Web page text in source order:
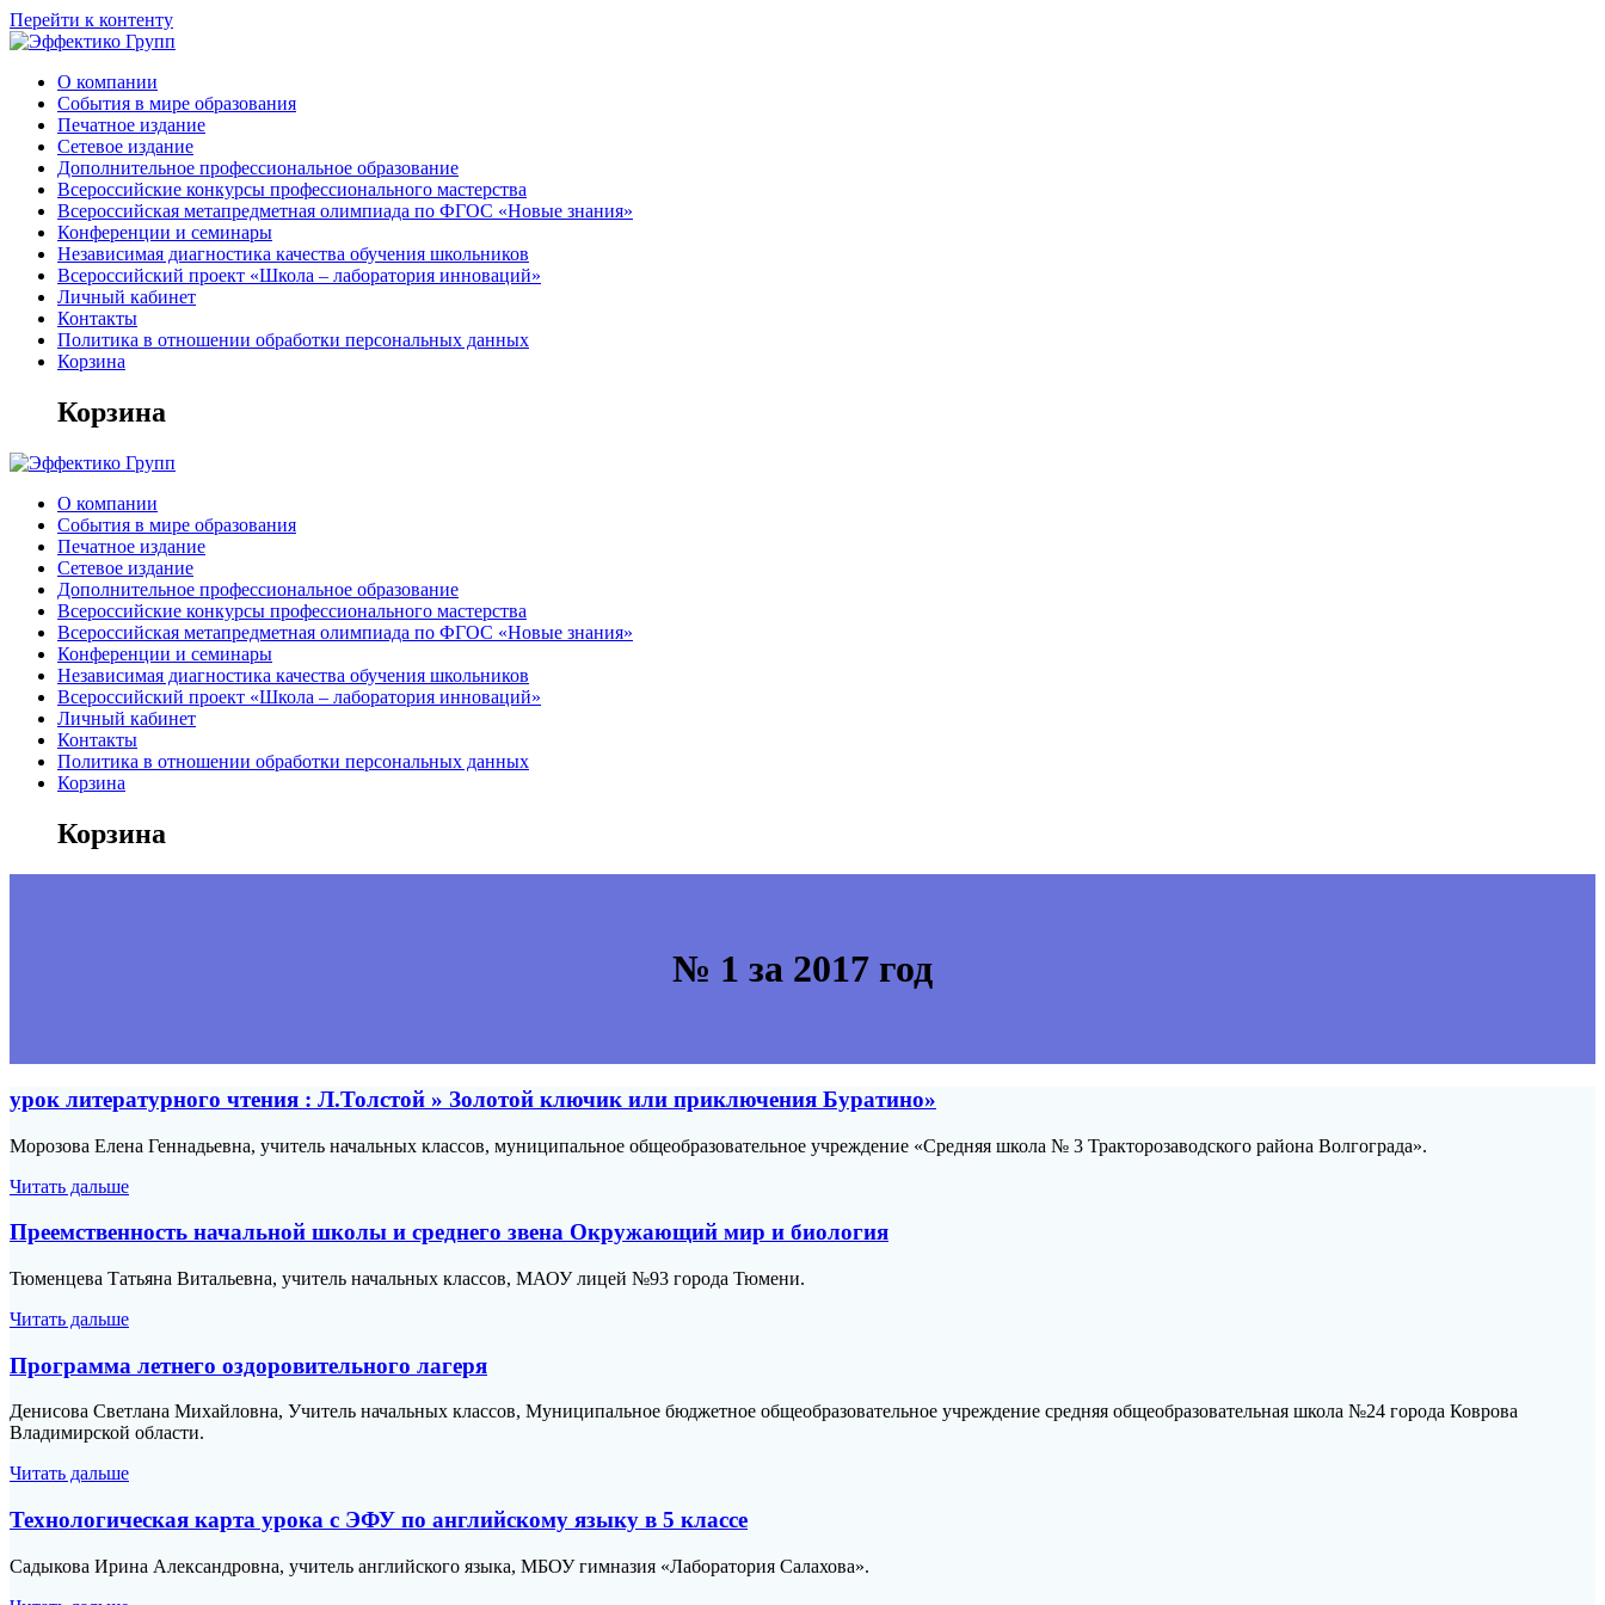
Перейти к контенту
О компании
События в мире образования
Печатное издание
Сетевое издание
Дополнительное профессиональное образование
Всероссийские конкурсы профессионального мастерства
Всероссийская метапредметная олимпиада по ФГОС «Новые знания»
Конференции и семинары
Независимая диагностика качества обучения школьников
Всероссийский проект «Школа – лаборатория инноваций»
Личный кабинет
Контакты
Политика в отношении обработки персональных данных
Корзина
Корзина
О компании
События в мире образования
Печатное издание
Сетевое издание
Дополнительное профессиональное образование
Всероссийские конкурсы профессионального мастерства
Всероссийская метапредметная олимпиада по ФГОС «Новые знания»
Конференции и семинары
Независимая диагностика качества обучения школьников
Всероссийский проект «Школа – лаборатория инноваций»
Личный кабинет
Контакты
Политика в отношении обработки персональных данных
Корзина
Корзина
№ 1 за 2017 год
урок литературного чтения : Л.Толстой » Золотой ключик или приключения Буратино»
Морозова Елена Геннадьевна, учитель начальных классов, муниципальное общеобразовательное учреждение «Средняя школа № 3 Тракторозаводского района Волгограда».
Читать дальше
Преемственность начальной школы и среднего звена Окружающий мир и биология
Тюменцева Татьяна Витальевна, учитель начальных классов, МАОУ лицей №93 города Тюмени.
Читать дальше
Программа летнего оздоровительного лагеря
Денисова Светлана Михайловна, Учитель начальных классов, Муниципальное бюджетное общеобразовательное учреждение средняя общеобразовательная школа №24 города Коврова
Владимирской области.
Читать дальше
Технологическая карта урока с ЭФУ по английскому языку в 5 классе
Садыкова Ирина Александровна, учитель английского языка, МБОУ гимназия «Лаборатория Салахова».